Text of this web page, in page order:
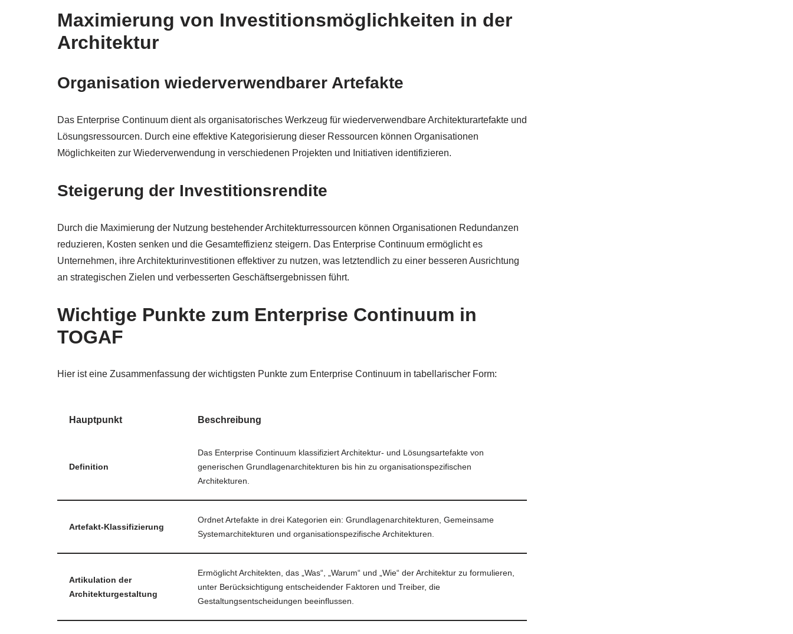
Maximierung von Investitionsmöglichkeiten in der
Architektur
Organisation wiederverwendbarer Artefakte
Das Enterprise Continuum dient als organisatorisches Werkzeug für wiederverwendbare Architekturartefakte und
Lösungsressourcen. Durch eine effektive Kategorisierung dieser Ressourcen können Organisationen
Möglichkeiten zur Wiederverwendung in verschiedenen Projekten und Initiativen identifizieren.
Steigerung der Investitionsrendite
Durch die Maximierung der Nutzung bestehender Architekturressourcen können Organisationen Redundanzen
reduzieren, Kosten senken und die Gesamteffizienz steigern. Das Enterprise Continuum ermöglicht es
Unternehmen, ihre Architekturinvestitionen effektiver zu nutzen, was letztendlich zu einer besseren Ausrichtung
an strategischen Zielen und verbesserten Geschäftsergebnissen führt.
Wichtige Punkte zum Enterprise Continuum in
TOGAF
Hier ist eine Zusammenfassung der wichtigsten Punkte zum Enterprise Continuum in tabellarischer Form:
Hauptpunkt Beschreibung
Definition
Das Enterprise Continuum klassifiziert Architektur- und Lösungsartefakte von
generischen Grundlagenarchitekturen bis hin zu organisationspezifischen
Architekturen.
Artefakt-Klassifizierung
Ordnet Artefakte in drei Kategorien ein: Grundlagenarchitekturen, Gemeinsame
Systemarchitekturen und organisationspezifische Architekturen.
Artikulation der
Architekturgestaltung
Ermöglicht Architekten, das „Was“, „Warum“ und „Wie“ der Architektur zu formulieren,
unter Berücksichtigung entscheidender Faktoren und Treiber, die
Gestaltungsentscheidungen beeinflussen.